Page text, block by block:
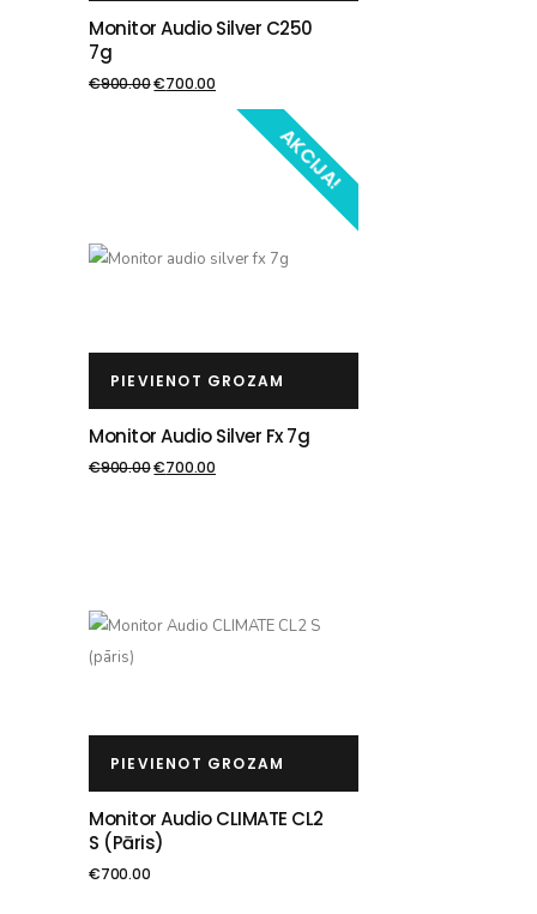
Monitor Audio Silver C250
7g
€900.00€700.00
AKCIJA!
PIEVIENOT GROZAM
Monitor Audio Silver Fx 7g
€900.00€700.00
PIEVIENOT GROZAM
Monitor Audio CLIMATE CL2
S (pāris)
€700.00